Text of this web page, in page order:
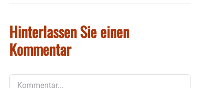
Hinterlassen Sie einen
Kommentar